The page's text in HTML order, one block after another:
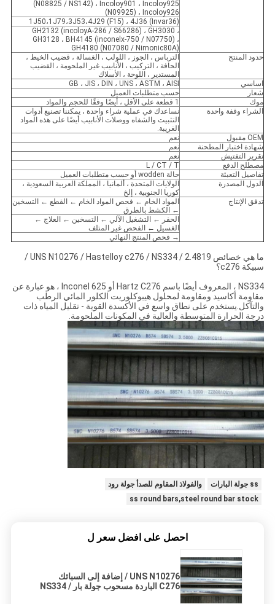
(N08825 / NS142) ، Incoloy901 ، Incoloy925
(N09925) ، Incoloy926
1J50،1J79،3J53،4J29 (F15) ، 4J36 (Invar36)
GH2132 (incoloyA-286 / S66286) ، GH3030 ،
GH3128 ، BH4145 (inconelx-750 / N07750) ،
GH4180 (N07080 / Nimonic80A)
حدود المنتج
الترباس ، الجوز ، اللولب ، الغسالة ، قضيب الخيط ،
الحافة ، التركيب ، الأنابيب غير الملحومة ، القضيب
المستدير ، اللوحة ، الأسلاك
اساسي
GB ، JIS ، DIN ، UNS ، ASTM ، AISI
شعار
حسب متطلبات العميل
موك
1 قطعة على الأقل ، أيضًا وفقًا للحجم والمواد
الشراء وقفة واحدة
نساعدك في عملية شراء واحدة ، يمكننا تصنيع أدوات
التثبيت والشفاه ووصلات الأنابيب أيضًا على هذه المواد
الغريبة.
OEM مقبول
نعم
شهادة اختبار المطحنة
نعم
تقرير التفتيش
نعم
مصطلح الدفع
L / CT / T
تفاصيل التعبئة
حالة wodden أو حسب متطلبات العميل
الدول المصدرة
الولايات المتحدة ، ألمانيا ، المملكة العربية السعودية ،
كوريا الجنوبية ، إلخ
تدفق الإنتاج
المواد الخام ← فحص المواد الخام ← القطع ← التسخين
← الكشط بالطرق
الحفر ← التشغيل الآلي ← التسخين ← العلاج ←
الغسيل ← الفحص غير المتلف
→ فحص المنتج النهائي
ما هي خصائص UNS N10276 / Hastelloy c276 / NS334 / 2.4819 /
سبيكة c276؟
NS334 ، المعروف أيضًا باسم Hartz C276 أو Inconel 625 ، هو عبارة عن
مقاومة أكاسيد ومقاومة لمحلول هيبوكلوريت الكلور المائي الرطب
والتآكل.يستخدم على نطاق واسع في الأكسدة القوية - تقليل المياه ذات
درجة الحرارة المتوسطة والعالية في المكونات الملحومة.
ss جولة البارات
والفولاذ المقاوم للصدأ جولة رود
ss round bars,steel round bar stock
احصل على افضل سعر ل
UNS N10276 / إضافة إلى السبائك
C276 الباردة مسحوب جولة بار NS334 /